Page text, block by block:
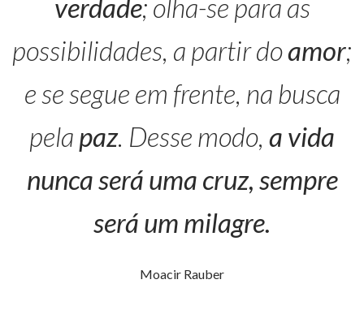
verdade; olha-se para as
possibilidades, a partir doamor;
e se segue em frente, na busca
pela paz. Desse modo, a vida
nunca será uma cruz, sempre
será um milagre.
Moacir Rauber